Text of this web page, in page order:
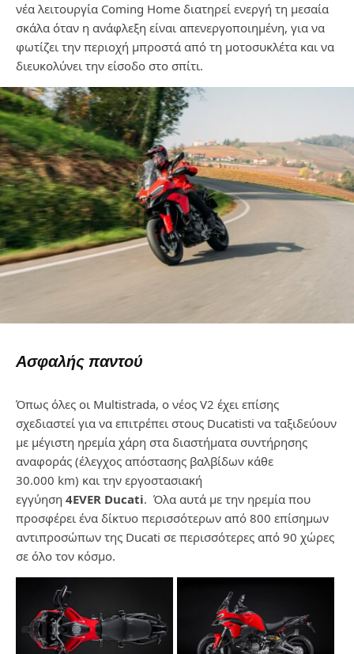
νέα λειτουργία Coming Home διατηρεί ενεργή τη μεσαία
σκάλα όταν η ανάφλεξη είναι απενεργοποιημένη, για να
φωτίζει την περιοχή μπροστά από τη μοτοσυκλέτα και να
διευκολύνει την είσοδο στο σπίτι.
Ασφαλής παντού
Όπως όλες οι Multistrada, ο νέος V2 έχει επίσης
σχεδιαστεί για να επιτρέπει στους Ducatisti να ταξιδεύουν
με μέγιστη ηρεμία χάρη στα διαστήματα συντήρησης
αναφοράς (έλεγχος απόστασης βαλβίδων κάθε
30.000 km) και την εργοστασιακή
εγγύηση 4EVER Ducati. Όλα αυτά με την ηρεμία που
προσφέρει ένα δίκτυο περισσότερων από 800 επίσημων
αντιπροσώπων της Ducati σε περισσότερες από 90 χώρες
σε όλο τον κόσμο.